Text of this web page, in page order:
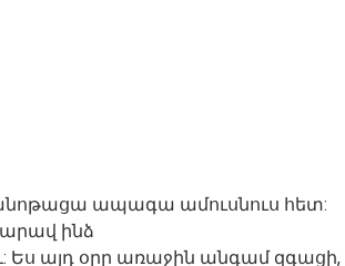
ապագա ամուսնուս հետ:
ինձ
Ես այդ օրը առաջին անգամ զգացի,